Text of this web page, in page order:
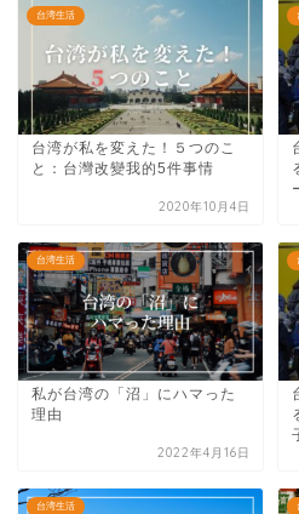
台湾生活
台湾が私を変えた！５つのこ
と：台灣改變我的5件事情
2020年10月4日
台湾生活
私が台湾の「沼」にハマった
理由
2022年4月16日
台湾生活